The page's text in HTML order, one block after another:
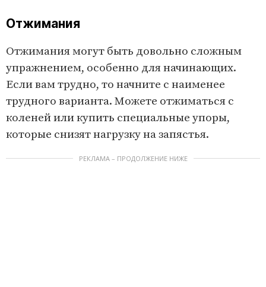
Отжимания
Отжимания могут быть довольно сложным
упражнением, особенно для начинающих.
Если вам трудно, то начните с наименее
трудного варианта. Можете отжиматься с
коленей или купить специальные упоры,
которые снизят нагрузку на запястья.
РЕКЛАМА – ПРОДОЛЖЕНИЕ НИЖЕ